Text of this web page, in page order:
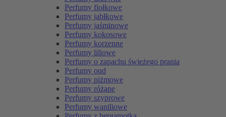
Perfumy fiołkowe
Perfumy jabłkowe
Perfumy jaśminowe
Perfumy kokosowe
Perfumy korzenne
Perfumy liliowe
Perfumy o zapachu świeżego prania
Perfumy oud
Perfumy piżmowe
Perfumy różane
Perfumy szyprowe
Perfumy waniliowe